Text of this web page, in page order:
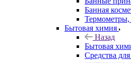
Банная
Термометры,
Бытовая химия
Назад
Бытовая
Средства